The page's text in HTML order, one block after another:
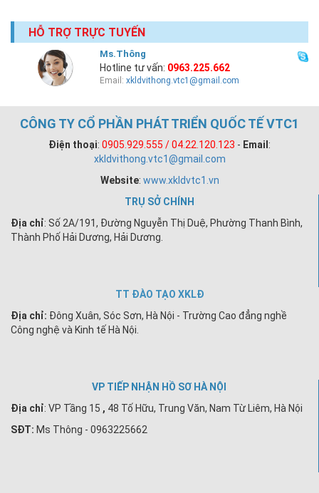
HỖ TRỢ TRỰC TUYẾN
Ms.Thông
Hotline tư vấn: 0963.225.662
Email:xkldvithong.vtc1@gmail.com
CÔNG TY CỔ PHẦN PHÁT TRIỂN QUỐC TẾ VTC1
Điện thoại: 0905.929.555 / 04.22.120.123 - Email :
xkldvithong.vtc1@gmail.com
Website: www.xkldvtc1.vn
TRỤ SỞ CHÍNH
Địa chỉ: Số 2A/191, Đường Nguyễn Thị Duệ, Phường Thanh Bình,
Thành Phố Hải Dương, Hải Dương.
TT ĐÀO TẠO XKLĐ
Địa chỉ: Đông Xuân, Sóc Sơn, Hà Nội - Trường Cao đẳng nghề
Công nghệ và Kinh tế Hà Nội.
VP TIẾP NHẬN HỒ SƠ HÀ NỘI
Địa chỉ: VP Tầng 15 , 48 Tố Hữu, Trung Văn, Nam Từ Liêm, Hà Nội
SĐT: Ms Thông - 0963225662